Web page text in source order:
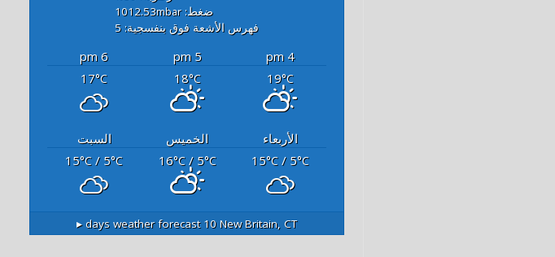
ضغط: 1012.53mbar
فهرس الأشعة فوق بنفسجية: 5
4 pm
5 pm
6 pm
19°C
18°C
17°C
الأربعاء الخميس
السبت
15°C/ 5°C
16°C/ 5°C
15°C / 5°C
New Britain, CT